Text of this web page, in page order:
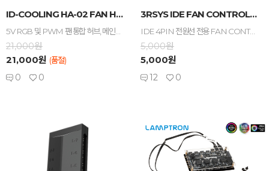
ID-COOLING HA-02 FAN HUB
5V RGB 및 PWM 팬 통합 허브, 메인보드 PWM 및 5V RGB Sync를 한 번에 연결할 수 있는 통합형 허브
21,000원
21,000원 (품절)
0 0
3RSYS IDE FAN CONTROLLER
IDE 4PIN 전원선 전용 FAN CONTROLLER, LOW-MIDDLE-HIGH 순으로 속도 조절 가능 / 리셋버튼을 장착하여 버튼식 컨트롤 가능
5,000원
5,000원
12
0